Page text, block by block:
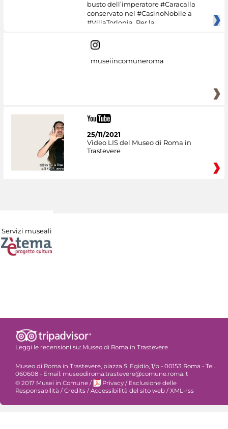
busto dell’imperatore #Caracalla
conservato nel #CasinoNobile a
#VillaTorlonia. Per la
museiincomuneroma
25/11/2021
Video LIS del Museo di Roma in
Trastevere
Servizi museali
Leggi le recensioni su: Museo di Roma in Trastevere
Museo di Roma in Trastevere, piazza S. Egidio, 1/b - 00153 Roma - Tel.
060608 - Email: museodiroma.trastevere@comune.roma.it
© 2017 Musei in Comune / Privacy / Esclusione delle
Responsabilità /Credits /Accessibilità del sito web /XML-rss